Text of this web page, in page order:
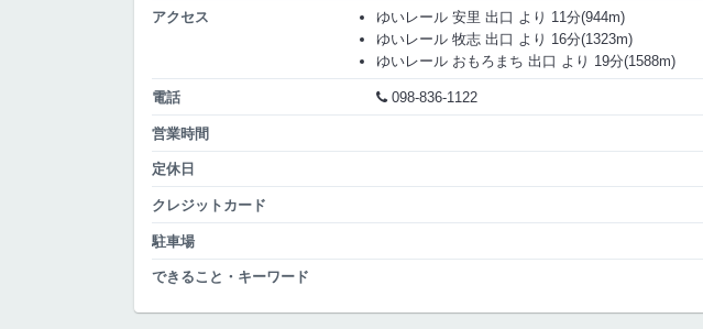
アクセス
ゆいレール 安里 出口 より 11分(944m)
ゆいレール 牧志 出口 より 16分(1323m)
ゆいレール おもろまち 出口 より 19分(1588m)
電話 098-836-1122
営業時間
定休日
クレジットカード
駐車場
できること・キーワード